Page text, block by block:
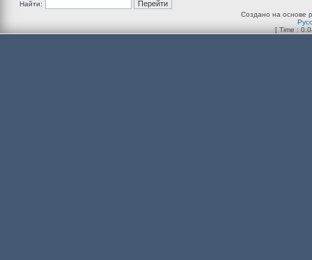
Найти:
Создано на основе
[ Time :